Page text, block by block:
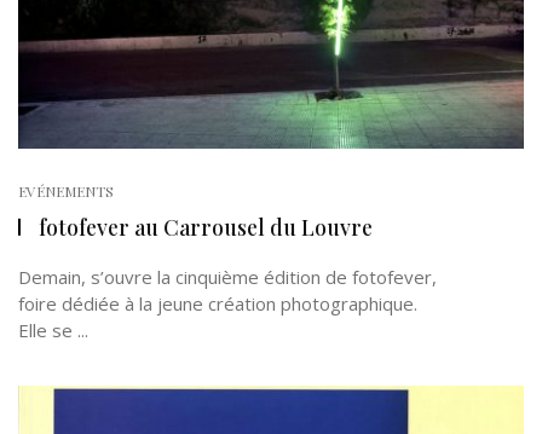
EVÉNEMENTS
fotofever au Carrousel du Louvre
Demain, s’ouvre la cinquième édition de fotofever,
foire dédiée à la jeune création photographique.
Elle se ...